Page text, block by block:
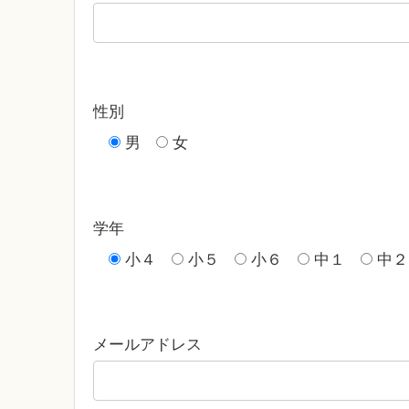
性別
男
女
学年
小４
小５ 小６ 中１ 中２
メールアドレス